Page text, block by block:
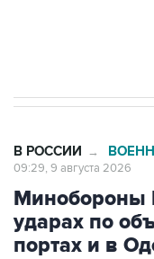
В РОССИИ →
09:29, 9 августа 2026
Минобороны
ударах по
портах и в